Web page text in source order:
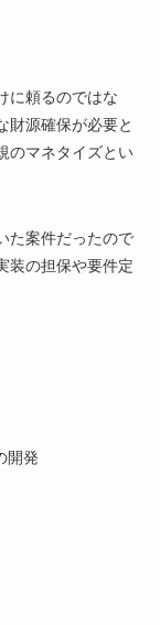
に頼るのではな
財源確保が必要と
のマネタイズとい
た案件だったので
装の担保や要件定
開発